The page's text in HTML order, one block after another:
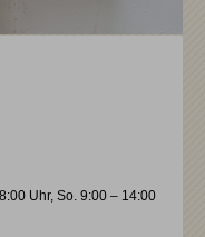
Uhr, So. 9:00 – 14:00